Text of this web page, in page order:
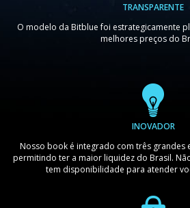
TRANSPARENTE
O modelo da Bitblue foi estrategicamente
melhores preços do
INOVADOR
Nosso book é integrado com três grandes
permitindo ter a maior liquidez do Brasil.
tem disponibilidade para atender